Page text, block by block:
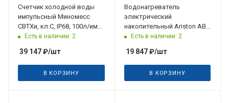
Счетчик холодной воды
импульсный Миномесс
СВТХи, кл.С, IP68, 100л/имп,
DN50, Qn45, L200, 40°C,
Есть в наличии: 2
39 147₽/шт
В КОРЗИНУ
Водонагреватель
электрический
накопительный Ariston ABS
VLS PRO R 50
Есть в наличии: 2
19 847₽/шт
В КОРЗИНУ